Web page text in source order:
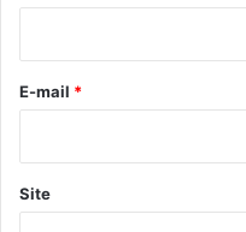
*
E-mail *
Site